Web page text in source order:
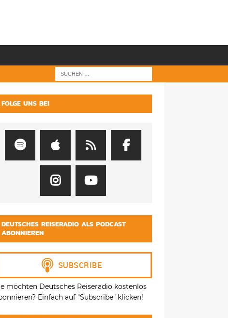
FOLGE UNS BEI
DEUTSCHES REISERADIO ALS PODCAST
ABONNIEREN
möchten Deutsches Reiseradio kostenlos
Einfach auf "Subscribe" klicken!